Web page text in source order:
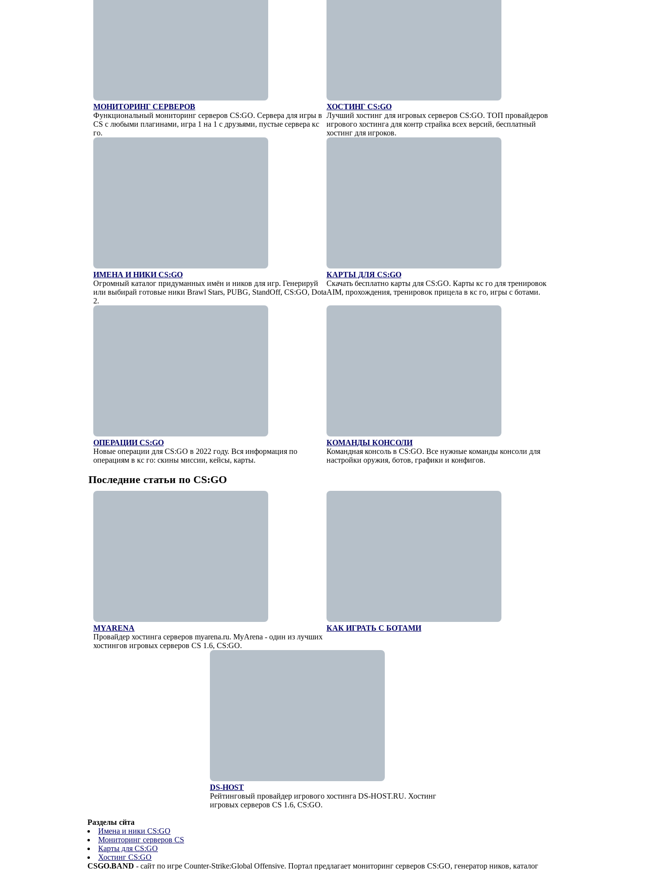
МОНИТОРИНГ СЕРВЕРОВ
Функциональный мониторинг серверов CS:GO. Сервера для игры в
CS с любыми плагинами, игра 1 на 1 с друзьями, пустые сервера кс
го.
ХОСТИНГ CS:GO
Лучший хостинг для игровых серверов CS:GO. ТОП провайдеров
игрового хостинга для контр страйка всех версий, бесплатный
хостинг для игроков.
ИМЕНА И НИКИ CS:GO
Огромный каталог придуманных имён и ников для игр. Генерируй
или выбирай готовые ники Brawl Stars, PUBG, StandOff, CS:GO, Dota
2.
КАРТЫ ДЛЯ CS:GO
Скачать бесплатно карты для CS:GO. Карты кс го для тренировок
AIM, прохождения, тренировок прицела в кс го, игры с ботами.
ОПЕРАЦИИ CS:GO
Новые операции для CS:GO в 2022 году. Вся информация по
операциям в кс го: скины миссии, кейсы, карты.
КОМАНДЫ КОНСОЛИ
Командная консоль в CS:GO. Все нужные команды консоли для
настройки оружия, ботов, графики и конфигов.
Последние статьи по CS:GO
MYARENA
Провайдер хостинга серверов myarena.ru. MyArena - один из лучших
хостингов игровых серверов CS 1.6, CS:GO.
КАК ИГРАТЬ С БОТАМИ
DS-HOST
Рейтинговый провайдер игрового хостинга DS-HOST.RU. Хостинг
игровых серверов CS 1.6, CS:GO.
Разделы сйта
Имена и ники CS:GO
Мониторинг серверов CS
Карты для CS:GO
Хостинг CS:GO
CSGO.BAND - сайт по игре Counter-Strike:Global Offensive. Портал предлагает мониторинг серверов CS:GO, генератор ников, каталог